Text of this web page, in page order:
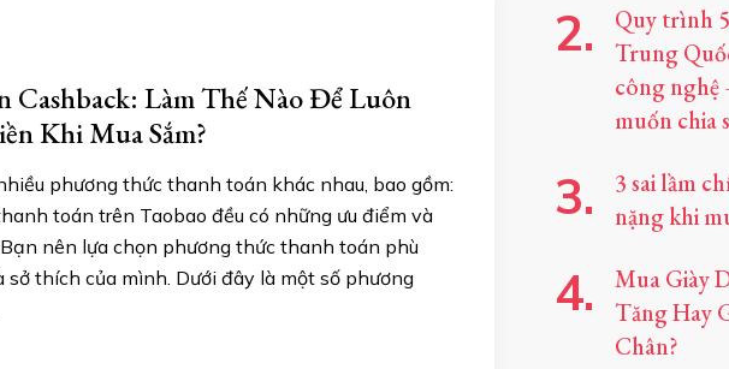
Cashback: Làm Thế Nào Để Luôn
Khi Mua Sắm?
phương thức thanh toán khác nhau, bao gồm:
toán trên Taobao đều có những ưu điểm và
nên lựa chọn phương thức thanh toán phù
sở thích của mình. Dưới đây là một số phương
Quy trình
Trung
công nghệ
muốn chia
3 sai lầm
nặng khi
Mua Giày
Tăng Hay
Chân?